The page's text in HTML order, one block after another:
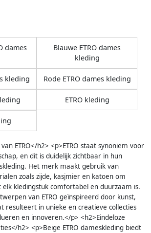
dames
Blauwe ETRO dames
kleding
kleding Rode ETRO dames kleding
ETRO kleding
ETRO</h2> <p>ETRO staat synoniem voor
en dit is duidelijk zichtbaar in hun
Het merk maakt gebruik van
zoals zijde, kasjmier en katoen om
kledingstuk comfortabel en duurzaam is.
van ETRO geïnspireerd door kunst,
resulteert in unieke en creatieve collecties
en innoveren.</p> <h2>Eindeloze
h2> <p>Beige ETRO dameskleding biedt